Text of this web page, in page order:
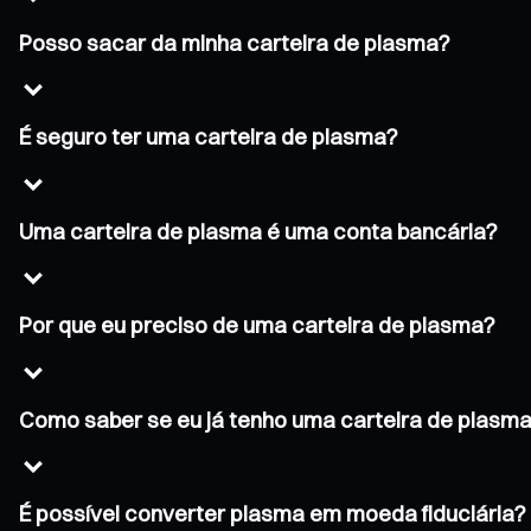
Posso sacar da minha carteira de plasma?
É seguro ter uma carteira de plasma?
Uma carteira de plasma é uma conta bancária?
Por que eu preciso de uma carteira de plasma?
Como saber se eu já tenho uma carteira de
É possível converter plasma em moeda fiduciária?